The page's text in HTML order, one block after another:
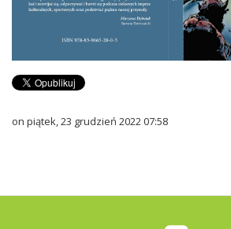
on piątek, 23 grudzień 2022 07:58